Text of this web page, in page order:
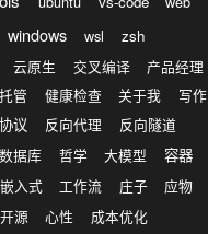
windows wsl
zsh
云原生 交叉编译
产品经理
管 健康检查 关于我
写作
协议 反向代理
反向隧道
据库 哲学 大模型
容器
嵌入式 工作流 庄子
应物
开源 心性 成本优化